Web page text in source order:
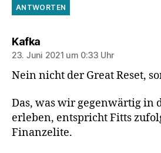
ANTWORTEN
Kafkasagt:
23. Juni 2021 um 0:33 Uhr
Nein nicht der Great Reset,
Das, was wir gegenwärtig in
erleben, entspricht Fitts
Finanzelite.